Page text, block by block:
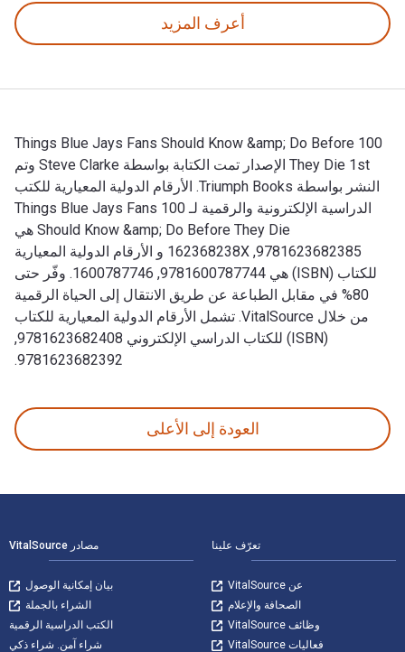
أعرف المزيد
100 Things Blue Jays Fans Should Know &amp; Do Before
They Die 1st الإصدار تمت الكتابة بواسطة Steve Clarke وتم
النشر بواسطة Triumph Books. الأرقام الدولية المعيارية للكتب
الدراسية الإلكترونية والرقمية لـ 100 Things Blue Jays Fans
Should Know &amp; Do Before They Die هي
9781623682385, 162368238X و الأرقام الدولية المعيارية
للكتاب (ISBN) هي 9781600787744, 1600787746. وفّر حتى
80% في مقابل الطباعة عن طريق الانتقال إلى الحياة الرقمية
من خلال VitalSource. تشمل الأرقام الدولية المعيارية للكتاب
(ISBN) للكتاب الدراسي الإلكتروني 9781623682408,
9781623682392.
العودة إلى الأعلى
تعرّف علينا
عن VitalSource
الصحافة والإعلام
وظائف VitalSource
فعاليات VitalSource
مصادر VitalSource
بيان إمكانية الوصول
الشراء بالجملة
الكتب الدراسية الرقمية
شراء آمن. شراء ذكي